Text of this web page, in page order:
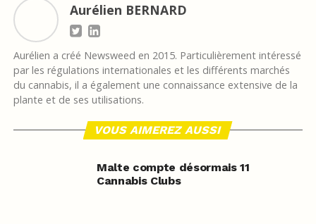
Aurélien BERNARD
Aurélien a créé Newsweed en 2015. Particulièrement intéressé
par les régulations internationales et les différents marchés
du cannabis, il a également une connaissance extensive de la
plante et de ses utilisations.
VOUS AIMEREZ AUSSI
Malte compte désormais 11
Cannabis Clubs